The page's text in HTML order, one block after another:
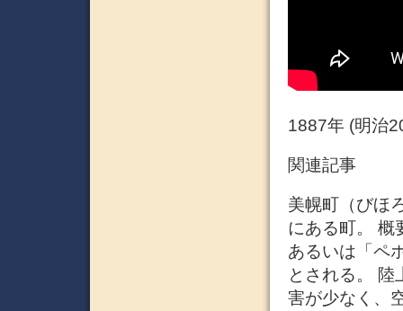
1887年 (明治
関連記事
美幌町（びほ
にある町。 概
あるいは「ペ
とされる。 陸
害が少なく、